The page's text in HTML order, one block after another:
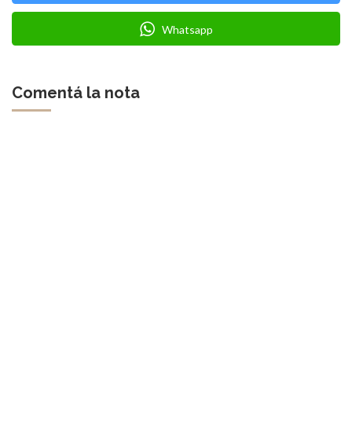
Whatsapp
Comentá la nota